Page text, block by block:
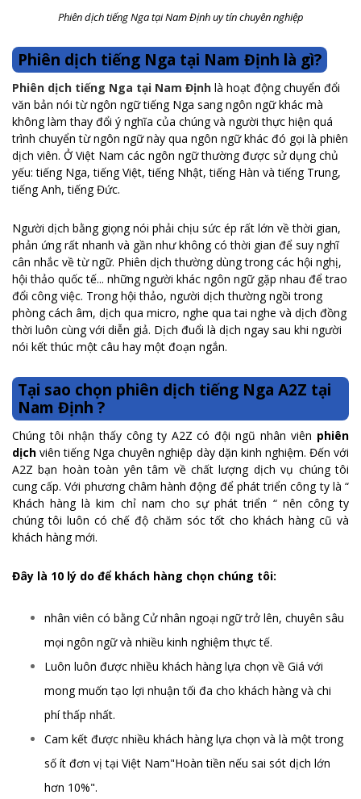
Phiên dịch tiếng Nga tại Nam Định uy tín chuyên nghiệp
Phiên dịch tiếng Nga tại Nam Định là gì?
Phiên dịch tiếng Nga tại Nam Định là hoạt động chuyển đổi
văn bản nói từ ngôn ngữ tiếng Nga sang ngôn ngữ khác mà
không làm thay đổi ý nghĩa của chúng và người thực hiện quá
trình chuyển từ ngôn ngữ này qua ngôn ngữ khác đó gọi là phiên
dịch viên. Ở Việt Nam các ngôn ngữ thường được sử dụng chủ
yếu: tiếng Nga, tiếng Việt, tiếng Nhật, tiếng Hàn và tiếng Trung,
tiếng Anh, tiếng Đức.
Người dịch bằng giọng nói phải chịu sức ép rất lớn về thời gian,
phản ứng rất nhanh và gần như không có thời gian để suy nghĩ
cân nhắc về từ ngữ. Phiên dịch thường dùng trong các hội nghị,
hội thảo quốc tế... những người khác ngôn ngữ gặp nhau để trao
đổi công việc. Trong hội thảo, người dịch thường ngồi trong
phòng cách âm, dịch qua micro, nghe qua tai nghe và dịch đồng
thời luôn cùng với diễn giả. Dịch đuổi là dịch ngay sau khi người
nói kết thúc một câu hay một đoạn ngắn.
Tại sao chọn phiên dịch tiếng Nga A2Z tại
Nam Định ?
Chúng tôi nhận thấy công ty A2Z có đội ngũ nhân viên phiên
dịch viên tiếng Nga chuyên nghiệp dày dặn kinh nghiệm. Đến với
A2Z bạn hoàn toàn yên tâm về chất lượng dịch vụ chúng tôi
cung cấp. Với phương châm hành động để phát triển công ty là “
Khách hàng là kim chỉ nam cho sự phát triển “ nên công ty
chúng tôi luôn có chế độ chăm sóc tốt cho khách hàng cũ và
khách hàng mới.
Đây là 10 lý do để khách hàng chọn chúng tôi:
nhân viên có bằng Cử nhân ngoại ngữ trở lên, chuyên sâu
mọi ngôn ngữ và nhiều kinh nghiệm thực tế.
Luôn luôn được nhiều khách hàng lựa chọn về Giá với
mong muốn tạo lợi nhuận tối đa cho khách hàng và chi
phí thấp nhất.
Cam kết được nhiều khách hàng lựa chọn và là một trong
số ít đơn vị tại Việt Nam"Hoàn tiền nếu sai sót dịch lớn
hơn 10%".